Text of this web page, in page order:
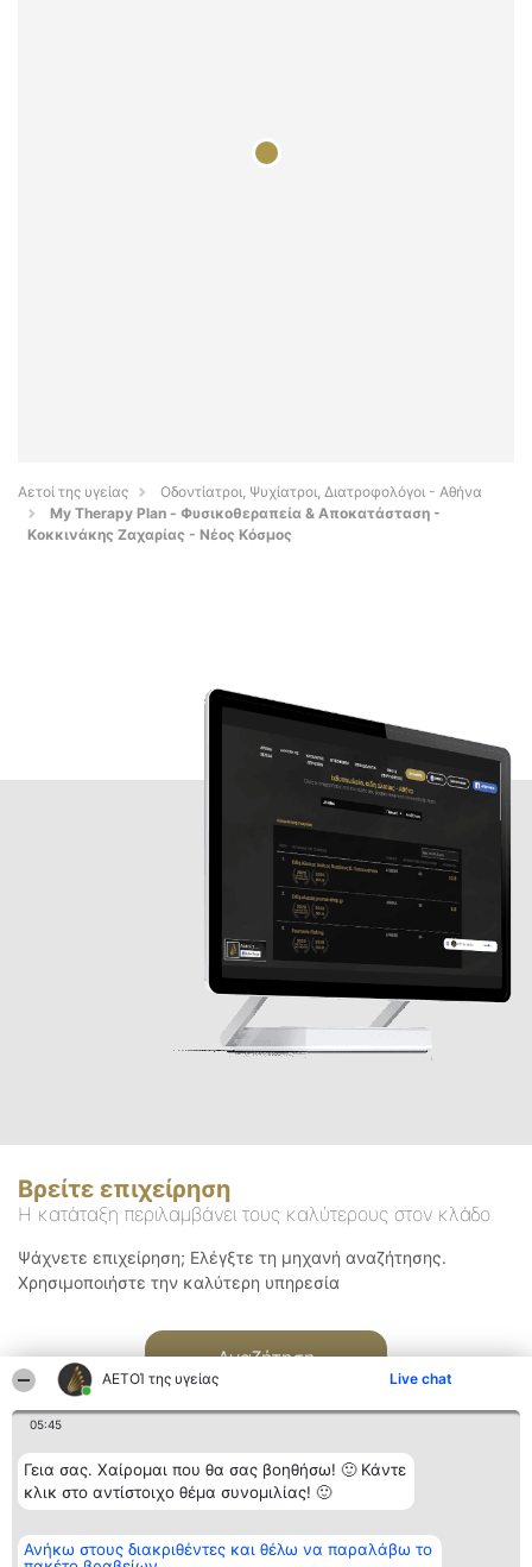
ΑΕΤΟΊ της υγείας Live chat
05:45
Γεια σας. Χαίρομαι που θα σας βοηθήσω! 🙂 Κάντε
κλικ στο αντίστοιχο θέμα συνομιλίας! 🙂
Ανήκω στους διακριθέντες και θέλω να παραλάβω το
Αετοί της υγείας
Οδοντίατροι, Ψυχίατροι, Διατροφολόγοι - Αθήνα
Μy Therapy Plan - Φυσικοθεραπεία & Αποκατάσταση -
Κοκκινάκης Ζαχαρίας - Νέος Κόσμος
Βρείτε επιχείρηση
Η κατάταξη περιλαμβάνει τους καλύτερους στον κλάδο
Ψάχνετε επιχείρηση; Ελέγξτε τη μηχανή αναζήτησης.
Χρησιμοποιήστε την καλύτερη υπηρεσία
Αναζήτηση
Διοργανωτής της
κατάταξης
Κατάταξη
Διακριθέντες
Επικοινωνία
Επικοινωνία